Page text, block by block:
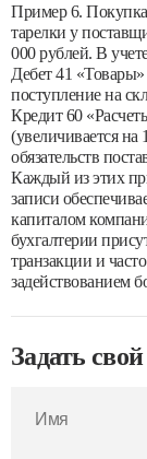
Пример 6.
тарелки у
000 рублей. В
Дебет 41
поступление на
Кредит 60
(увеличивается
обязательств
Каждый из этих
записи
капиталом
бухгалтерии
транзакции и
задействованием
Задать